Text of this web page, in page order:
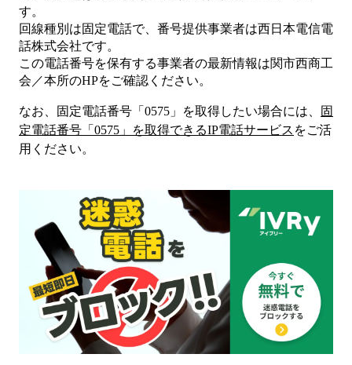
す。
回線種別は固定電話で、番号提供事業者は西日本電信電
話株式会社です。
この電話番号を保有する事業者の最新情報は関市西商工
会／本所のHPをご確認ください。
なお、固定電話番号「 0575 」を取得したい場合には、
固
定電話番号「 0575 」を取得できるIP電話サービス をご活
用ください。